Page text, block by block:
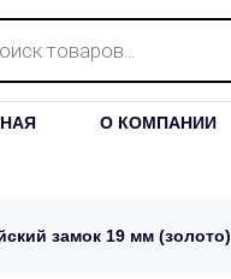
О КОМПАНИИ
замок 19 мм (золото)